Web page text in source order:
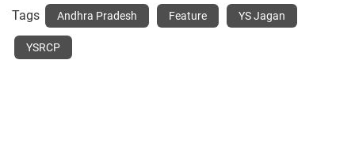
Tags Andhra Pradesh Feature YS Jagan
YSRCP